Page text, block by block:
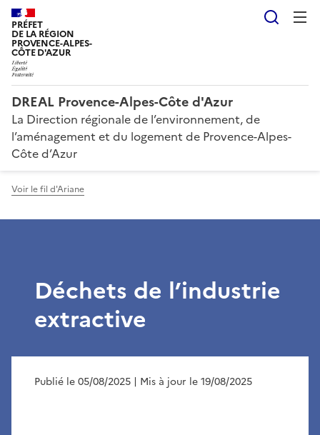
PRÉFET
DE LA RÉGION
PROVENCE-ALPES-
CÔTE D'AZUR
DREAL Provence-Alpes-Côte d'Azur
La Direction régionale de l’environnement, de
l’aménagement et du logement de Provence-Alpes-
Côte d’Azur
Voir le fil d'Ariane
Déchets de l’industrie
extractive
Publié le 05/08/2025 | Mis à jour le 19/08/2025